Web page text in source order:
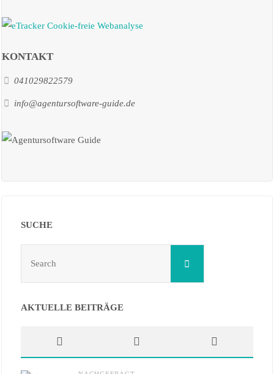
KONTAKT
041029822579
info@agentursoftware-guide.de
SUCHE
Search
AKTUELLE BEITRÄGE